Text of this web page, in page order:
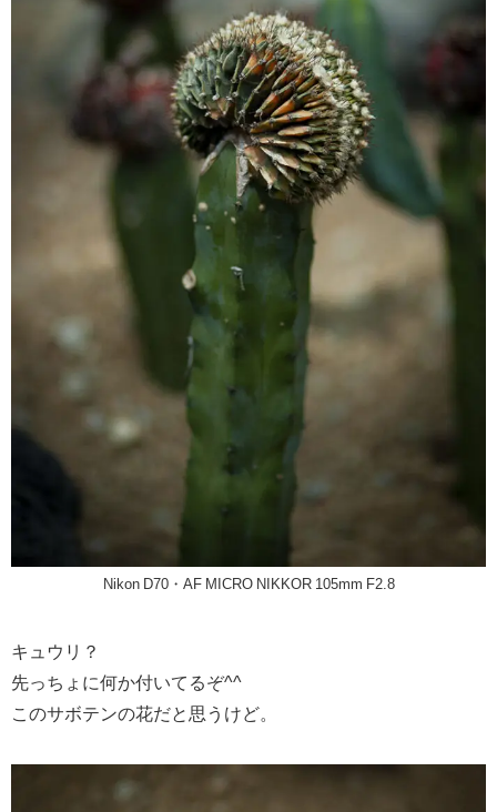
Nikon D70・AF MICRO NIKKOR 105mm F2.8
キュウリ？
先っちょに何か付いてるぞ^^
このサボテンの花だと思うけど。